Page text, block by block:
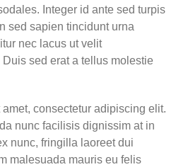
Integer id ante sed turpis
sed sapien tincidunt urna
nec lacus ut velit
sed erat a tellus molestie
consectetur adipiscing elit.
nunc facilisis dignissim at in
nunc, fringilla laoreet dui
malesuada mauris eu felis